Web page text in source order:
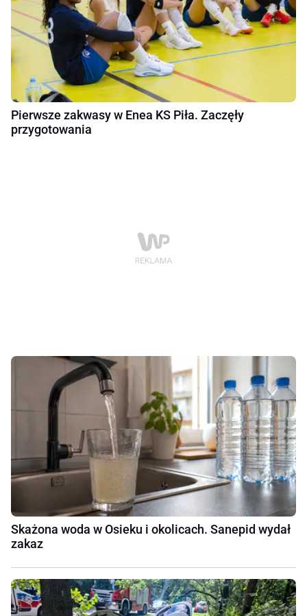
Pierwsze zakwasy w Enea KS Piła. Zaczęły
przygotowania
Skażona woda w Osieku i okolicach. Sanepid wydał
zakaz